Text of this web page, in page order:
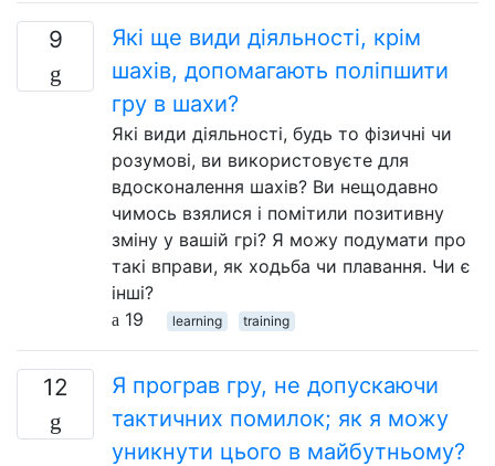
9
Які ще види діяльності, крім
шахів, допомагають поліпшити
гру в шахи?
Які види діяльності, будь то фізичні чи
розумові, ви використовуєте для
вдосконалення шахів? Ви нещодавно
чимось взялися і помітили позитивну
зміну у вашій грі? Я можу подумати про
такі вправи, як ходьба чи плавання. Чи є
інші?
19
learning training
12
Я програв гру, не допускаючи
тактичних помилок; як я можу
уникнути цього в майбутньому?